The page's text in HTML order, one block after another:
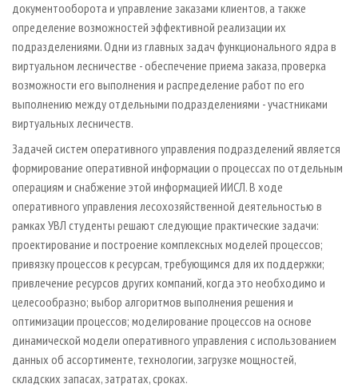
документооборота и управление заказами клиентов, а также
определение возможностей эффективной реализации их
подразделениями. Одни из главных задач функционального ядра в
виртуальном лесничестве - обеспечение приема заказа, проверка
возможности его выполнения и распределение работ по его
выполнению между отдельными подразделениями - участниками
виртуальных лесничеств.
Задачей систем оперативного управления подразделений является
формирование оперативной информации о процессах по отдельным
операциям и снабжение этой информацией ИИСЛ. В ходе
оперативного управления лесохозяйственной деятельностью в
рамках УВЛ студенты решают следующие практические задачи:
проектирование и построение комплексных моделей процессов;
привязку процессов к ресурсам, требующимся для их поддержки;
привлечение ресурсов других компаний, когда это необходимо и
целесообразно; выбор алгоритмов выполнения решения и
оптимизации процессов; моделирование процессов на основе
динамической модели оперативного управления с использованием
данных об ассортименте, технологии, загрузке мощностей,
складских запасах, затратах, сроках.